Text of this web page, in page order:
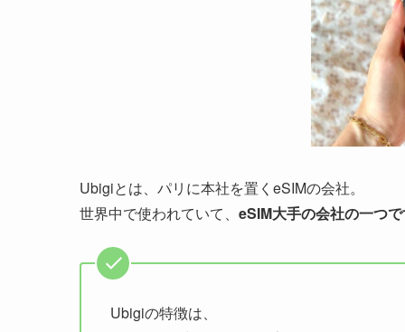
Ubigiとは、パリに本社を置くeSIMの会社。
世界中で使われていて、 eSIM大手の会社の一つ
Ubigiの特徴は、